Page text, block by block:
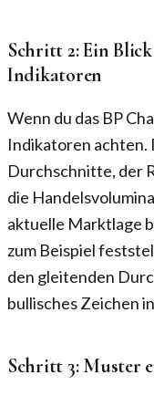
Schritt 2: Ein
Indikatoren
Wenn du das BP
Indikatoren achten.
Durchschnitte, der
die
aktuelle Marktlage
zum Beispiel
den gleitenden
bullisches Zeichen
Schritt 3: Muster